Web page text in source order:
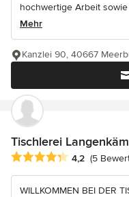
hochwertige Arbeit
Mehr
Kanzlei 90, 40667
Tischlerei
Durchschnittliche
4,2 (5
WILLKOMMEN BEI DER